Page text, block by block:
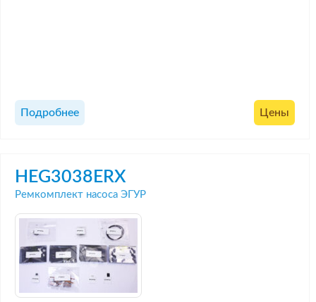
Подробнее Цены
HEG3038ERX
Ремкомплект насоса ЭГУР